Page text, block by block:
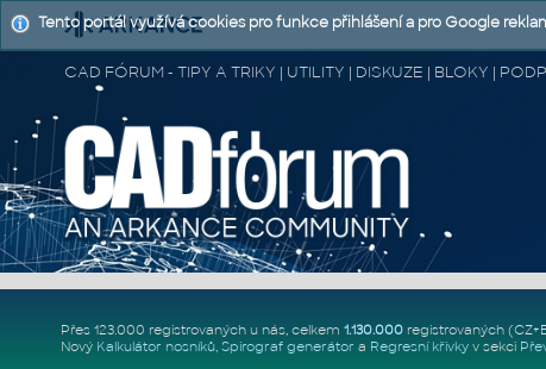
CAD FÓRUM - TIPY A TRIKY | UTILITY | DISKUZE | BLOKY |
Přes 123.000 registrovaných u nás, celkem 1.130.000registrovaných
Nový Kalkulátor nosníků, Spirograf generátor a Regresní křivkyv sekci
Tento portál využívá cookies pro funkce přihlášení a pro Google